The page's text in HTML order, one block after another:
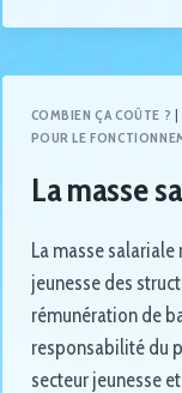
COMBIEN ÇA COÛTE ? |
POUR LE
La masse
La masse
jeunesse des
rémunération de
responsabilité du
secteur jeunesse